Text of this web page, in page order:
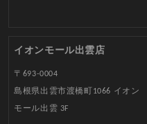
イオンモール出雲店
〒693-0004
島根県出雲市渡橋町1066 イオン
モール出雲 3F